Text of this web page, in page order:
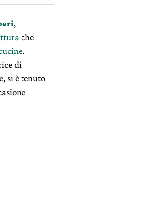
,
che
.
di
si è tenuto